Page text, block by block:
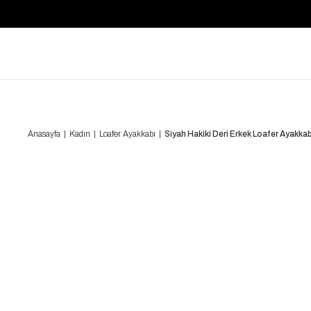
Anasayfa Kadın Loafer Ayakkabı Siyah Hakiki Deri Erkek Loafer